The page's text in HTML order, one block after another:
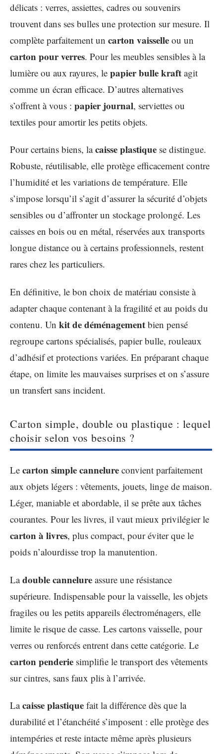
délicats : verres, assiettes, cadres ou souvenirs
trouvent dans ses bulles une protection sur mesure. Il
complète parfaitement un carton vaisselle ou un
carton pour verres. Pour les meubles sensibles à la
lumière ou aux rayures, le papier bulle kraft agit
comme un écran efficace. D’autres alternatives
s’offrent à vous : papier journal, serviettes ou
textiles pour amortir les petits objets.
Pour certains biens, lacaisse plastique se distingue.
Robuste, réutilisable, elle protège efficacement contre
l’humidité et les variations de température. Elle
s’impose lorsqu’il s’agit d’assurer la sécurité d’objets
sensibles ou d’affronter un stockage prolongé. Les
caisses en bois ou en métal, réservées aux transports
longue distance ou à certains professionnels, restent
rares chez les particuliers.
En définitive, le bon choix de matériau consiste à
adapter chaque contenant à la fragilité et au poids du
contenu. Un kit de déménagement bien pensé
regroupe cartons spécialisés, papier bulle, rouleaux
d’adhésif et protections variées. En préparant chaque
étape, on limite les mauvaises surprises et on s’assure
un transfert sans incident.
Carton simple, double ou plastique : lequel
choisir selon vos besoins ?
Le carton simple cannelure convient parfaitement
aux objets légers : vêtements, jouets, linge de maison.
Léger, maniable et abordable, il se prête aux tâches
courantes. Pour les livres, il vaut mieux privilégier le
carton à livres, plus compact, pour éviter que le
poids n’alourdisse trop la manutention.
Ladouble cannelure assure une résistance
supérieure. Indispensable pour la vaisselle, les objets
fragiles ou les petits appareils électroménagers, elle
limite le risque de casse. Les cartons vaisselle, pour
verres ou renforcés entrent dans cette catégorie. Le
carton penderie simplifie le transport des vêtements
sur cintres, sans faux plis à l’arrivée.
Lacaisse plastique fait la différence dès que la
durabilité et l’étanchéité s’imposent : elle protège des
intempéries et reste intacte même après plusieurs